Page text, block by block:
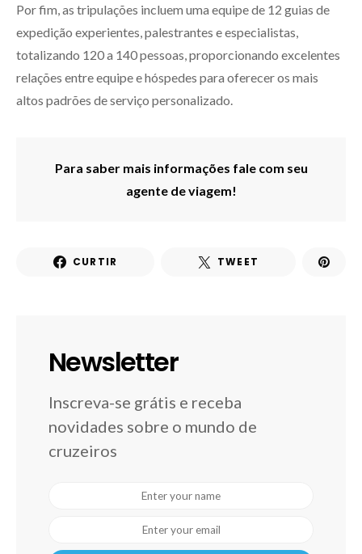
Por fim, as tripulações incluem uma equipe de 12 guias de
expedição experientes, palestrantes e especialistas,
totalizando 120 a 140 pessoas, proporcionando excelentes
relações entre equipe e hóspedes para oferecer os mais
altos padrões de serviço personalizado.
Para saber mais informações fale com seu
agente de viagem!
CURTIR TWEET
Newsletter
Inscreva-se grátis e receba
novidades sobre o mundo de
cruzeiros